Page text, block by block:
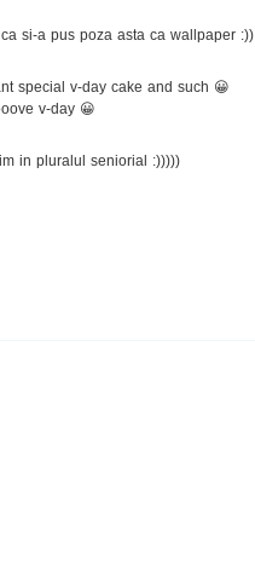
si-a pus poza asta ca wallpaper :))
special v-day cake and such 😀
v-day 😀
in pluralul seniorial :)))))